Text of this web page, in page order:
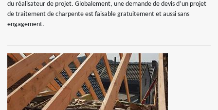
du réalisateur de projet. Globalement, une demande de devis d’un projet
de traitement de charpente est faisable gratuitement et aussi sans
engagement.